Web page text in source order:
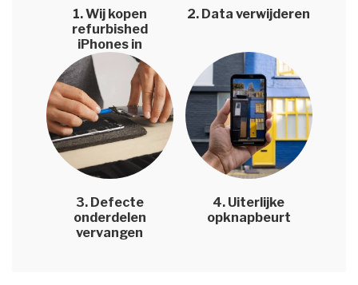
1. Wij kopen
refurbished
iPhones in
2. Data verwijderen
3. Defecte
onderdelen
vervangen
4. Uiterlijke
opknapbeurt